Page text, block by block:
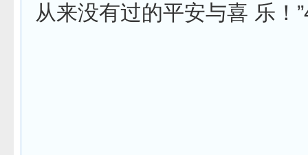
从来没有过的平安与喜 乐！